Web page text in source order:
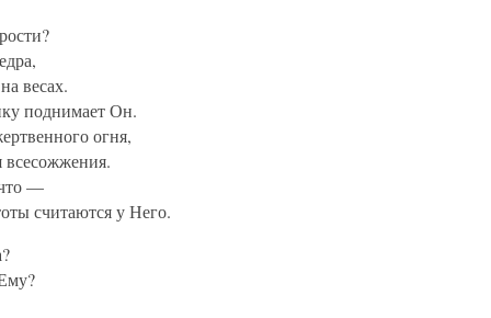
весах.
поднимает Он.
огня,
—
считаются у Него.